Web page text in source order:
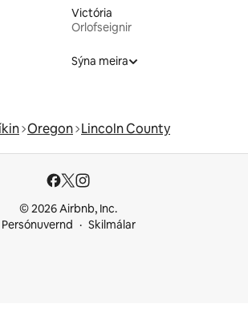
Victória
Orlofseignir
Sýna meira
Oregon Lincoln County
© 2026 Airbnb, Inc.
Persónuvernd
Skilmálar